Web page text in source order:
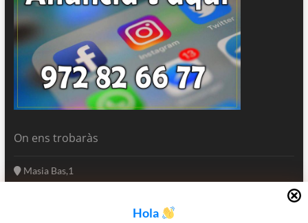
Hola
On ens trobaràs
Masia Bas,1
17250 Platja d'Aro